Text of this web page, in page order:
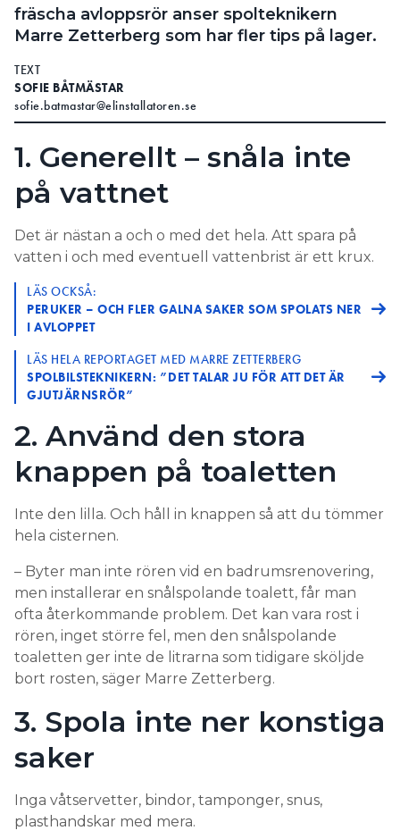
fräscha avloppsrör anser spolteknikern
Marre Zetterberg som har fler tips på lager.
TEXT
SOFIE BÅTMÄSTAR
sofie.batmastar@elinstallatoren.se
1. Generellt – snåla inte
på vattnet
Det är nästan a och o med det hela. Att spara på
vatten i och med eventuell vattenbrist är ett krux.
LÄS OCKSÅ:
PERUKER – OCH FLER GALNA SAKER SOM SPOLATS NER
I AVLOPPET
LÄS HELA REPORTAGET MED MARRE ZETTERBERG
SPOLBILSTEKNIKERN: ”DET TALAR JU FÖR ATT DET ÄR
GJUTJÄRNSRÖR”
2. Använd den stora
knappen på toaletten
Inte den lilla. Och håll in knappen så att du tömmer
hela cisternen.
– Byter man inte rören vid en badrumsrenovering,
men installerar en snålspolande toalett, får man
ofta återkommande problem. Det kan vara rost i
rören, inget större fel, men den snålspolande
toaletten ger inte de litrarna som tidigare sköljde
bort rosten, säger Marre Zetterberg.
3. Spola inte ner konstiga
saker
Inga våtservetter, bindor, tamponger, snus,
plasthandskar med mera.